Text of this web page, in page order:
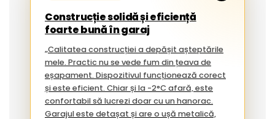
Construcție solidă și eficiență
foarte bună în garaj
„Calitatea construcției a depășit așteptările
mele. Practic nu se vede fum din țeava de
eșapament. Dispozitivul funcționează corect
și este eficient. Chiar și la -2°C afară, este
confortabil să lucrezi doar cu un hanorac.
Garajul este detașat și are o ușă metalică,